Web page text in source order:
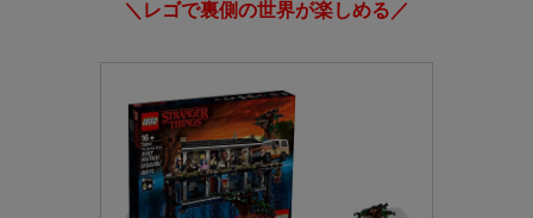
＼レゴで裏側の世界が楽しめる／